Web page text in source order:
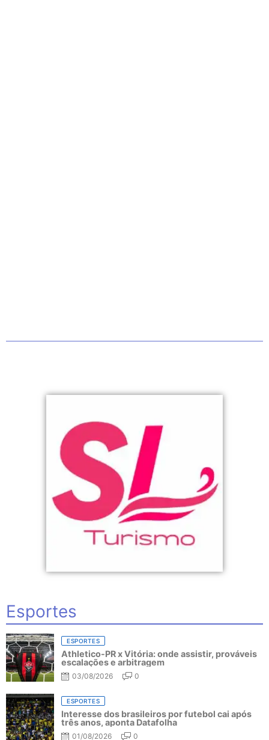
Esportes
ESPORTES
Athletico-PR x Vitória: onde assistir, prováveis
escalações e arbitragem
03/08/2026 0
ESPORTES
Interesse dos brasileiros por futebol cai após
três anos, aponta Datafolha
01/08/2026 0